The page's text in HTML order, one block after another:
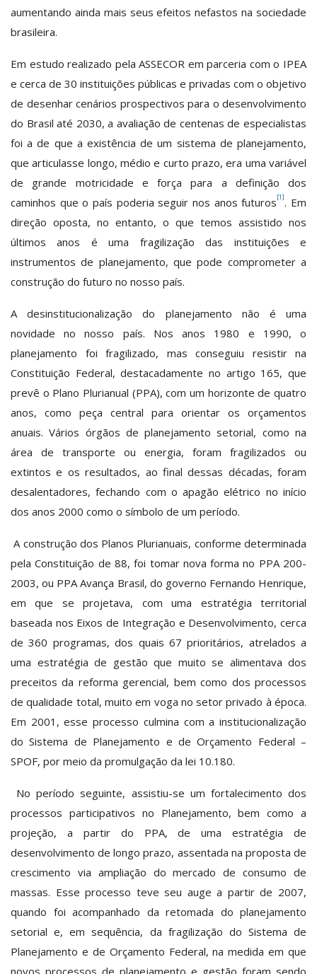
aumentando ainda mais seus efeitos nefastos na sociedade
brasileira.
Em estudo realizado pela ASSECOR em parceria com o IPEA
e cerca de 30 instituições públicas e privadas com o objetivo
de desenhar cenários prospectivos para o desenvolvimento
do Brasil até 2030, a avaliação de centenas de especialistas
foi a de que a existência de um sistema de planejamento,
que articulasse longo, médio e curto prazo, era uma variável
de grande motricidade e força para a definição dos
caminhos que o país poderia seguir nos anos futuros[1]. Em
direção oposta, no entanto, o que temos assistido nos
últimos anos é uma fragilização das instituições e
instrumentos de planejamento, que pode comprometer a
construção do futuro no nosso país.
A desinstitucionalização do planejamento não é uma
novidade no nosso país. Nos anos 1980 e 1990, o
planejamento foi fragilizado, mas conseguiu resistir na
Constituição Federal, destacadamente no artigo 165, que
prevê o Plano Plurianual (PPA), com um horizonte de quatro
anos, como peça central para orientar os orçamentos
anuais. Vários órgãos de planejamento setorial, como na
área de transporte ou energia, foram fragilizados ou
extintos e os resultados, ao final dessas décadas, foram
desalentadores, fechando com o apagão elétrico no início
dos anos 2000 como o símbolo de um período.
A construção dos Planos Plurianuais, conforme determinada
pela Constituição de 88, foi tomar nova forma no PPA 200-
2003, ou PPA Avança Brasil, do governo Fernando Henrique,
em que se projetava, com uma estratégia territorial
baseada nos Eixos de Integração e Desenvolvimento, cerca
de 360 programas, dos quais 67 prioritários, atrelados a
uma estratégia de gestão que muito se alimentava dos
preceitos da reforma gerencial, bem como dos processos
de qualidade total, muito em voga no setor privado à época.
Em 2001, esse processo culmina com a institucionalização
do Sistema de Planejamento e de Orçamento Federal –
SPOF, por meio da promulgação da lei 10.180.
No período seguinte, assistiu-se um fortalecimento dos
processos participativos no Planejamento, bem como a
projeção, a partir do PPA, de uma estratégia de
desenvolvimento de longo prazo, assentada na proposta de
crescimento via ampliação do mercado de consumo de
massas. Esse processo teve seu auge a partir de 2007,
quando foi acompanhado da retomada do planejamento
setorial e, em sequência, da fragilização do Sistema de
Planejamento e de Orçamento Federal, na medida em que
novos processos de planejamento e gestão foram sendo